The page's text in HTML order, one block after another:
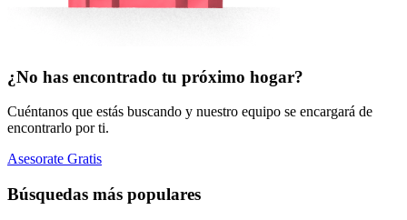
¿No has encontrado tu próximo hogar?
Cuéntanos que estás buscando y nuestro equipo se encargará de
encontrarlo por ti.
Asesorate Gratis
Búsquedas más populares